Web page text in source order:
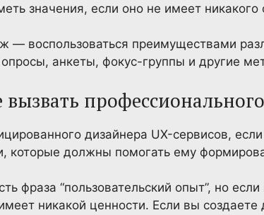
значения, если оно не имеет
— воспользоваться преимуществами
опросы, анкеты, фокус-группы и другие
дизайнера UX-сервисов, если
которые должны помогать ему
фраза “пользовательский опыт”, но
никакой ценности. Если вы